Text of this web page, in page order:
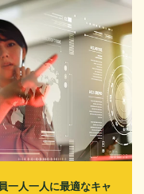
一人一人に最適なキャ